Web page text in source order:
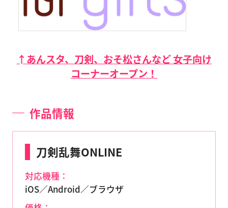
↑あんスタ、刀剣、おそ松さんなど 女子向け
コーナーオープン！
作品情報
刀剣乱舞ONLINE
対応機種：
iOS／Android／ブラウザ